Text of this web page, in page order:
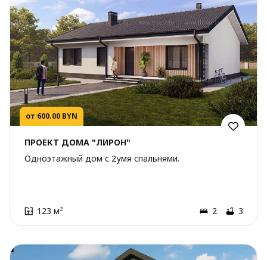
от 600.00 BYN
ПРОЕКТ ДОМА "ЛИРОН"
Одноэтажный дом с 2умя спальнями.
123 м² 2 3